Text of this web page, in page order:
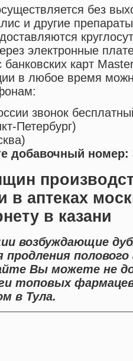
без
и другие
доставляются
электронные
карт
в любое время
звонок
Петербург)
добавочный номер:
в аптеках
в казани
возбуждающие
продления
Вы можете не
топовых
в Тула.